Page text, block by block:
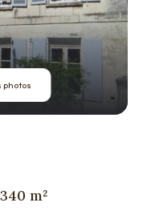
photos
340 m²